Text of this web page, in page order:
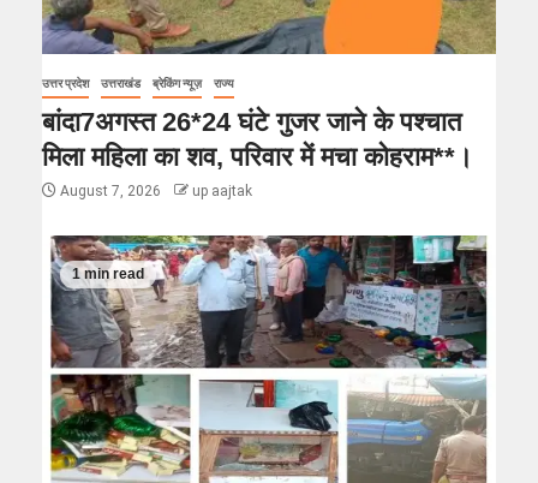
उत्तर प्रदेश उत्तराखंड ब्रेकिंग न्यूज़ राज्य
बांदा7अगस्त 26*24 घंटे गुजर जाने के पश्चात
मिला महिला का शव, परिवार में मचा कोहराम**।
August 7, 2026 up aajtak
1 min read